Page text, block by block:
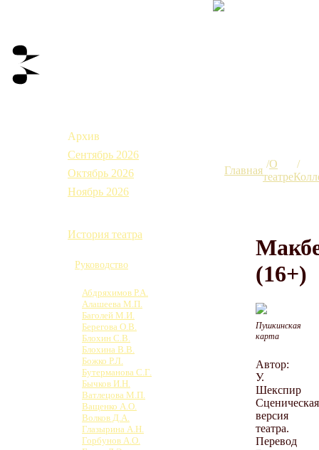
Архив
Сентябрь 2026
Октябрь 2026
Ноябрь 2026
История театра
Руководство
Абдряхимов Р.А.
Алашеева М.П.
Баголей М.И.
Берегова О.В.
Блохин С.В.
Блохина В.В.
Божко Р.Л.
Бутерманова С.Г.
Бычков И.Н.
Ватлецова М.П.
Ващенко А.О.
Волков Д.А.
Глазырина А.Н.
Горбунов А.О.
Главная
О
театре
(16+)
Пушкинская
карта
Автор:
У.
Шекспир
Сценическая
версия
театра.
Перевод